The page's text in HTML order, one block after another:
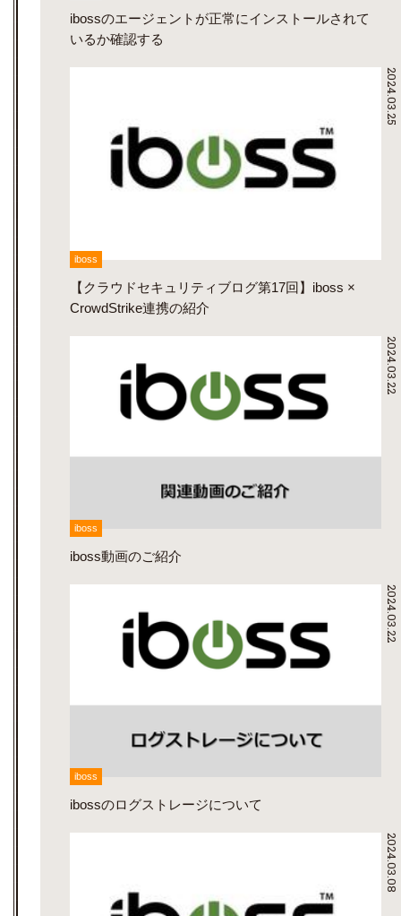
ibossのエージェントが正常にインストールされて
いるか確認する
2024.03.25
iboss
【クラウドセキュリティブログ第17回】iboss ×
CrowdStrike連携の紹介
2024.03.22
iboss
iboss動画のご紹介
2024.03.22
iboss
ibossのログストレージについて
2024.03.08